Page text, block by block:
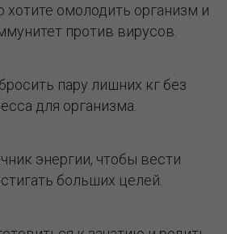
хотите омолодить организм и
против вирусов.
пару лишних кг без
для организма.
энергии, чтобы вести
больших целей.